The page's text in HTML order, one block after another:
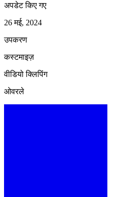
अपडेट किए गए
26 मई, 2024
उपकरण
कस्टमाइज़
वीडियो क्लिपिंग
ओवरले